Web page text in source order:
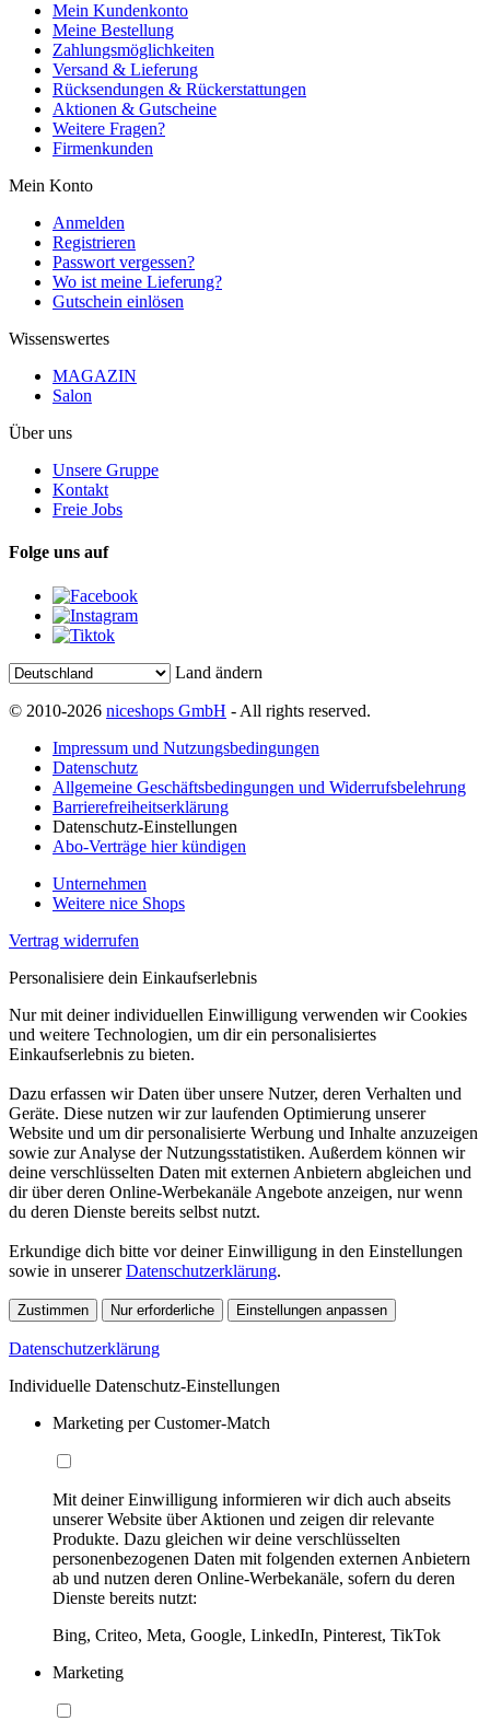
Mein Kundenkonto
Meine Bestellung
Zahlungsmöglichkeiten
Versand & Lieferung
Rücksendungen & Rückerstattungen
Aktionen & Gutscheine
Weitere Fragen?
Firmenkunden
Mein Konto
Anmelden
Registrieren
Passwort vergessen?
Wo ist meine Lieferung?
Gutschein einlösen
Wissenswertes
MAGAZIN
Salon
Über uns
Unsere Gruppe
Kontakt
Freie Jobs
Folge uns auf
Land ändern
© 2010-2026 niceshops GmbH - All rights reserved.
Impressum und Nutzungsbedingungen
Datenschutz
Allgemeine Geschäftsbedingungen und Widerrufsbelehrung
Barrierefreiheitserklärung
Datenschutz-Einstellungen
Abo-Verträge hier kündigen
Unternehmen
Weitere nice Shops
Vertrag widerrufen
Personalisiere dein Einkaufserlebnis
Nur mit deiner individuellen Einwilligung verwenden wir Cookies
und weitere Technologien, um dir ein personalisiertes
Einkaufserlebnis zu bieten.
Dazu erfassen wir Daten über unsere Nutzer, deren Verhalten und
Geräte. Diese nutzen wir zur laufenden Optimierung unserer
Website und um dir personalisierte Werbung und Inhalte anzuzeigen
sowie zur Analyse der Nutzungsstatistiken. Außerdem können wir
deine verschlüsselten Daten mit externen Anbietern abgleichen und
dir über deren Online-Werbekanäle Angebote anzeigen, nur wenn
du deren Dienste bereits selbst nutzt.
Erkundige dich bitte vor deiner Einwilligung in den Einstellungen
sowie in unsererDatenschutzerklärung.
Zustimmen Nur erforderliche Einstellungen anpassen
Datenschutzerklärung
Individuelle Datenschutz-Einstellungen
Marketing per Customer-Match
Mit deiner Einwilligung informieren wir dich auch abseits
unserer Website über Aktionen und zeigen dir relevante
Produkte. Dazu gleichen wir deine verschlüsselten
personenbezogenen Daten mit folgenden externen Anbietern
ab und nutzen deren Online-Werbekanäle, sofern du deren
Dienste bereits nutzt:
Bing, Criteo, Meta, Google, LinkedIn, Pinterest, TikTok
Marketing